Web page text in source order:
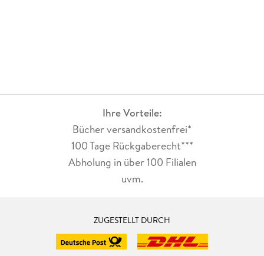
Ihre Vorteile:
Bücher versandkostenfrei*
100 Tage Rückgaberecht***
Abholung in über 100 Filialen
uvm.
ZUGESTELLT DURCH